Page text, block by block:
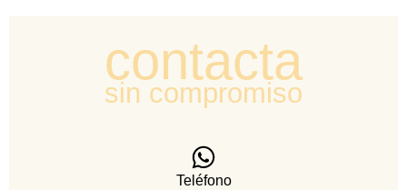
contacta
sin compromiso
Teléfono